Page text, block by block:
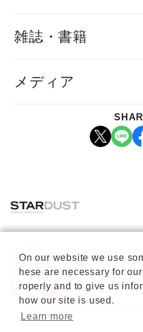
雑誌・書籍
メディア
プライバシーポリシー
お問い合わせ
About Us
公式X
公式Youtube
On our website we use
hese are necessary for
roperly and to give us
how our site is used.
Learn more